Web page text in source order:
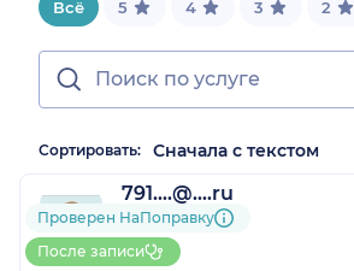
Всё 5 4 3 2
Сортировать:
791....@....ru
1 отзыв
До 5 записей через
НаПоправку
Проверен НаПоправку
После записи